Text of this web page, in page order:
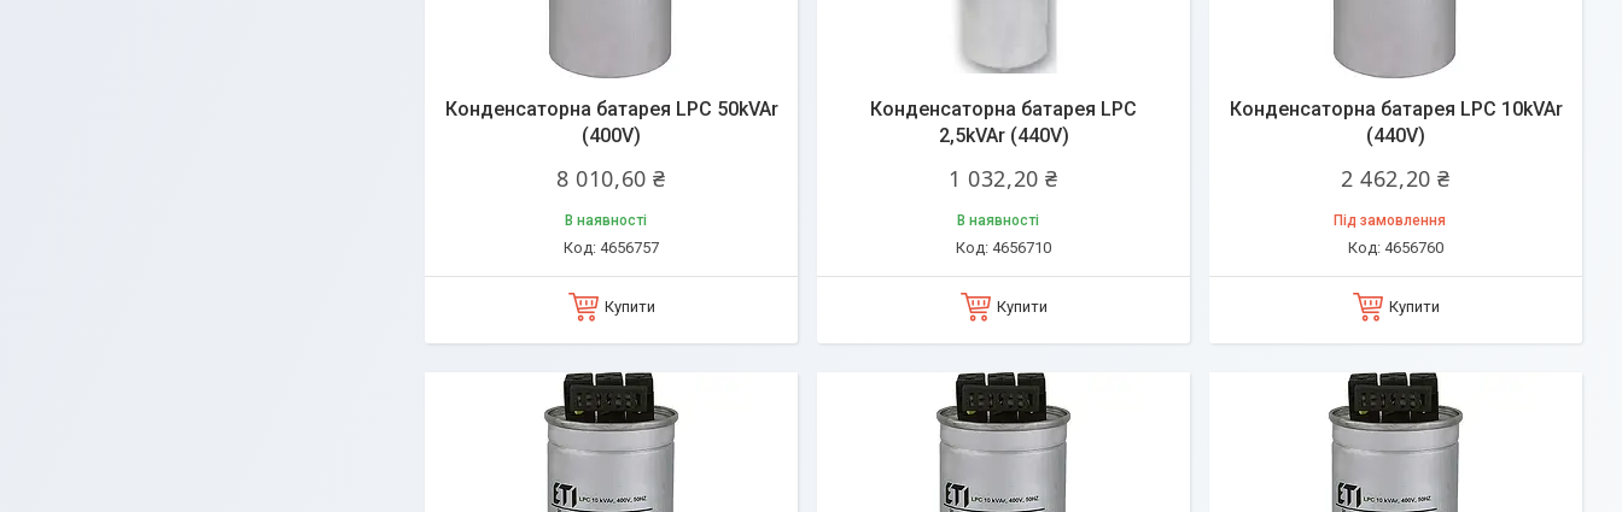
Конденсаторна батарея LPC 50kVAr
(400V)
8 010,60 ₴
В наявності
4656757
Купити
Конденсаторна батарея LPC
2,5kVAr (440V)
1 032,20 ₴
В наявності
4656710
Купити
Конденсаторна батарея LPC 10kVAr
(440V)
2 462,20 ₴
Під замовлення
4656760
Купити